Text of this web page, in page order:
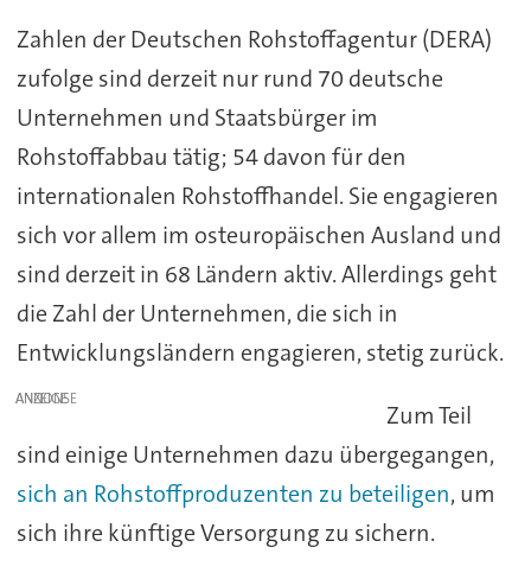
Zahlen der Deutschen Rohstoffagentur (DERA)
zufolge sind derzeit nur rund 70 deutsche
Unternehmen und Staatsbürger im
Rohstoffabbau tätig; 54 davon für den
internationalen Rohstoffhandel. Sie engagieren
sich vor allem im osteuropäischen Ausland und
sind derzeit in 68 Ländern aktiv. Allerdings geht
die Zahl der Unternehmen, die sich in
Entwicklungsländern engagieren, stetig zurück.
ANZEIGE
Zum Teil
sind einige Unternehmen dazu übergegangen,
sich an Rohstoffproduzenten zu beteiligen, um
sich ihre künftige Versorgung zu sichern.